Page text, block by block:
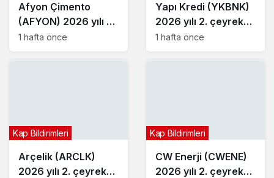
Afyon Çimento
(AFYON) 2026 yılı 2.
çeyrek bilançosunu
1 hafta önce
Yapı Kredi (YKBNK)
2026 yılı 2. çeyrek
bilançosunu açıkladı
1 hafta önce
Arçelik (ARCLK)
2026 yılı 2. çeyrek
Kap Bildirimleri
CW Enerji (CWENE)
2026 yılı 2. çeyrek
Kap Bildirimleri